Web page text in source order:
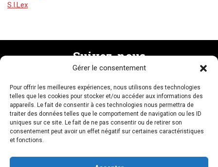
Gérer le consentement
Pour offrir les meilleures expériences, nous utilisons des technologies
telles que les cookies pour stocker et/ou accéder aux informations des
appareils. Le fait de consentir à ces technologies nous permettra de
traiter des données telles que le comportement de navigation ou les ID
uniques sur ce site. Le fait de ne pas consentir ou de retirer son
consentement peut avoir un effet négatif sur certaines caractéristiques
et fonctions.
S.I.Lex
Suivez-nous
Recevez la newsletter